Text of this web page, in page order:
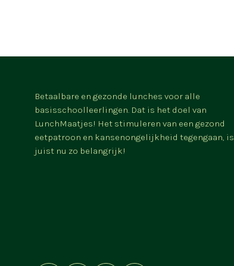
Betaalbare en gezonde lunches voor alle
basisschoolleerlingen. Dat is het doel van
LunchMaatjes! Het stimuleren van een gezond
eetpatroon en kansenongelijkheid tegengaan, is
juist nu zo belangrijk!